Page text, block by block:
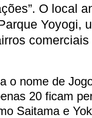
O local
Yoyogi,
o nome de
20 ficam
Saitama e